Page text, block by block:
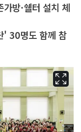
방·쉘터 설치 체
' 30명도 함께 참